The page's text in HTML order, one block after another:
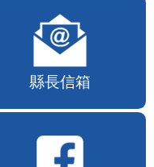
縣長信箱